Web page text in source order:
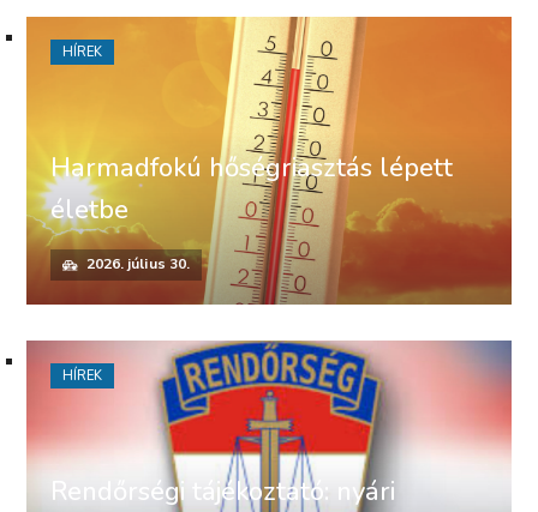
Harmadfokú hőségriasztás lépett
életbe
2026. július 30.
HÍREK
Rendőrségi tájékoztató: nyári
HÍREK